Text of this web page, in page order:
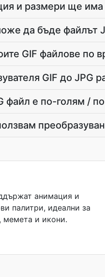
и размери ще има
да бъде файлът
GIF файлове по
GIF до JPG
файл е по-голям /
анимация и
палитри, идеални за
мемета и икони.